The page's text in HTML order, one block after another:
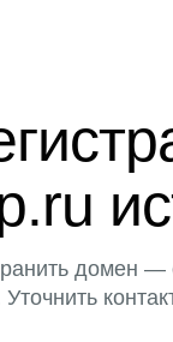
домен —